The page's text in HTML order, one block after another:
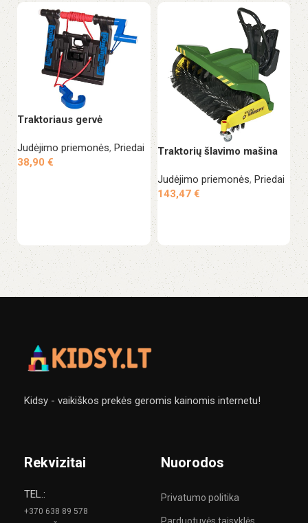
Traktoriaus gervė
Judėjimo priemonės, Priedai
38,90 €
Traktorių šlavimo mašina
Judėjimo priemonės, Priedai
143,47 €
Kidsy - vaikiškos prekės geromis kainomis internetu!
Rekvizitai
TEL.:
+370 638 89 578
Nuorodos
Privatumo politika